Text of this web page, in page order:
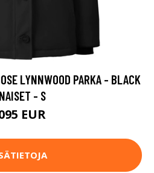
LYNNWOOD PARKA - BLACK
- S
EUR